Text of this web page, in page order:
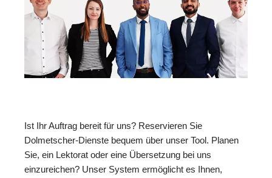
Ist Ihr Auftrag bereit für uns? Reservieren Sie
Dolmetscher-Dienste bequem über unser Tool. Planen
Sie, ein Lektorat oder eine Übersetzung bei uns
einzureichen? Unser System ermöglicht es Ihnen,